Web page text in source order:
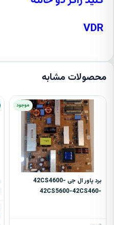
VDR
محصولات مشابه
موجود
برد پاور ال جی 42CS4600-
42CS5600-42CS460-